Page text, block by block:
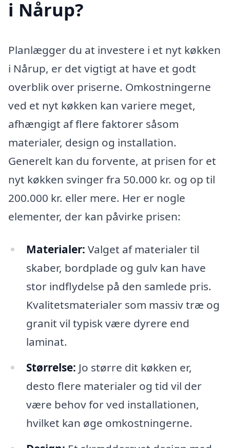
i Nårup?
Planlægger du at investere i et nyt køkken
i Nårup, er det vigtigt at have et godt
overblik over priserne. Omkostningerne
ved et nyt køkken kan variere meget,
afhængigt af flere faktorer såsom
materialer, design og installation.
Generelt kan du forvente, at prisen for et
nyt køkken svinger fra 50.000 kr. og op til
200.000 kr. eller mere. Her er nogle
elementer, der kan påvirke prisen:
Materialer: Valget af materialer til
skaber, bordplade og gulv kan have
stor indflydelse på den samlede pris.
Kvalitetsmaterialer som massiv træ og
granit vil typisk være dyrere end
laminat.
Størrelse: Jo større dit køkken er,
desto flere materialer og tid vil der
være behov for ved installationen,
hvilket kan øge omkostningerne.